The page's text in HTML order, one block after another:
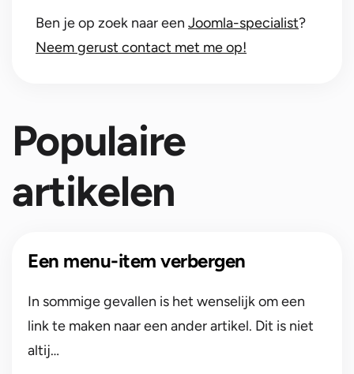
Ben je op zoek naar een Joomla-specialist?
Neem gerust contact met me op!
Populaire
artikelen
Een menu-item verbergen
In sommige gevallen is het wenselijk om een
link te maken naar een ander artikel. Dit is niet
altij…